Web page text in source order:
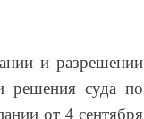
и разрешении
решения суда по
от 4 сентября